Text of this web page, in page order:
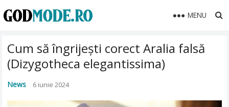
MENU
Cum să îngrijești corect Aralia falsă
(Dizygotheca elegantissima)
News 6 iunie 2024